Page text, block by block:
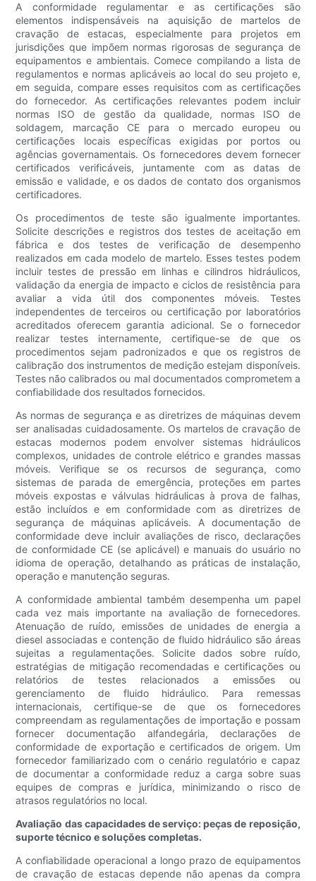
A conformidade regulamentar e as certificações são
elementos indispensáveis ​​na aquisição de martelos de
cravação de estacas, especialmente para projetos em
jurisdições que impõem normas rigorosas de segurança de
equipamentos e ambientais. Comece compilando a lista de
regulamentos e normas aplicáveis ​​ao local do seu projeto e,
em seguida, compare esses requisitos com as certificações
do fornecedor. As certificações relevantes podem incluir
normas ISO de gestão da qualidade, normas ISO de
soldagem, marcação CE para o mercado europeu ou
certificações locais específicas exigidas por portos ou
agências governamentais. Os fornecedores devem fornecer
certificados verificáveis, juntamente com as datas de
emissão e validade, e os dados de contato dos organismos
certificadores.
Os procedimentos de teste são igualmente importantes.
Solicite descrições e registros dos testes de aceitação em
fábrica e dos testes de verificação de desempenho
realizados em cada modelo de martelo. Esses testes podem
incluir testes de pressão em linhas e cilindros hidráulicos,
validação da energia de impacto e ciclos de resistência para
avaliar a vida útil dos componentes móveis. Testes
independentes de terceiros ou certificação por laboratórios
acreditados oferecem garantia adicional. Se o fornecedor
realizar testes internamente, certifique-se de que os
procedimentos sejam padronizados e que os registros de
calibração dos instrumentos de medição estejam disponíveis.
Testes não calibrados ou mal documentados comprometem a
confiabilidade dos resultados fornecidos.
As normas de segurança e as diretrizes de máquinas devem
ser analisadas cuidadosamente. Os martelos de cravação de
estacas modernos podem envolver sistemas hidráulicos
complexos, unidades de controle elétrico e grandes massas
móveis. Verifique se os recursos de segurança, como
sistemas de parada de emergência, proteções em partes
móveis expostas e válvulas hidráulicas à prova de falhas,
estão incluídos e em conformidade com as diretrizes de
segurança de máquinas aplicáveis. A documentação de
conformidade deve incluir avaliações de risco, declarações
de conformidade CE (se aplicável) e manuais do usuário no
idioma de operação, detalhando as práticas de instalação,
operação e manutenção seguras.
A conformidade ambiental também desempenha um papel
cada vez mais importante na avaliação de fornecedores.
Atenuação de ruído, emissões de unidades de energia a
diesel associadas e contenção de fluido hidráulico são áreas
sujeitas a regulamentações. Solicite dados sobre ruído,
estratégias de mitigação recomendadas e certificações ou
relatórios de testes relacionados a emissões ou
gerenciamento de fluido hidráulico. Para remessas
internacionais, certifique-se de que os fornecedores
compreendam as regulamentações de importação e possam
fornecer documentação alfandegária, declarações de
conformidade de exportação e certificados de origem. Um
fornecedor familiarizado com o cenário regulatório e capaz
de documentar a conformidade reduz a carga sobre suas
equipes de compras e jurídica, minimizando o risco de
atrasos regulatórios no local.
Avaliação das capacidades de serviço: peças de reposição,
suporte técnico e soluções completas.
A confiabilidade operacional a longo prazo de equipamentos
de cravação de estacas depende não apenas da compra